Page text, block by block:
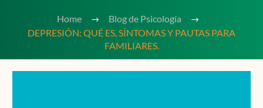
Home
Blog de Psicología
DEPRESIÓN: QUÉ ES, SÍNTOMAS Y PAUTAS PARA
FAMILIARES.